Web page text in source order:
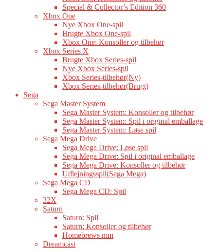
Special & Collector’s Edition 360
Xbox One
Nye Xbox One-spil
Brugte Xbox One-spil
Xbox One: Konsoller og tilbehør
Xbox Series X
Brugte Xbox Series-spil
Nye Xbox Series-spil
Xbox Series-tilbehør(Ny)
Xbox Series-tilbehør(Brugt)
Sega
Sega Master System
Sega Master System: Konsoller og tilbehør
Sega Master System: Spil i original emballage
Sega Master System: Løse spil
Sega Mega Drive
Sega Mega Drive: Løse spil
Sega Mega Drive: Spil i original emballage
Sega Mega Drive: Konsoller og tilbehør
Udlejningsspil(Sega Mega)
Sega Mega CD
Sega Mega CD: Spil
32X
Saturn
Saturn: Spil
Saturn: Konsoller og tilbehør
Homebrews mm
Dreamcast